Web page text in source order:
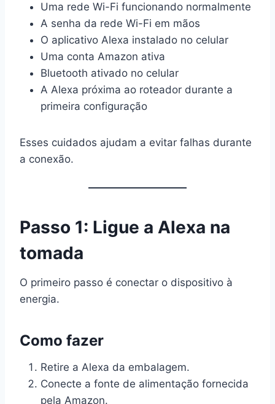
Uma rede Wi-Fi funcionando normalmente
A senha da rede Wi-Fi em mãos
O aplicativo Alexa instalado no celular
Uma conta Amazon ativa
Bluetooth ativado no celular
A Alexa próxima ao roteador durante a
primeira configuração
Esses cuidados ajudam a evitar falhas durante
a conexão.
Passo 1: Ligue a Alexa na
tomada
O primeiro passo é conectar o dispositivo à
energia.
Como fazer
Retire a Alexa da embalagem.
Conecte a fonte de alimentação fornecida
pela Amazon.